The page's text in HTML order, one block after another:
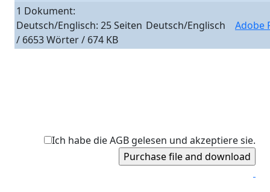
1 Dokument:
Deutsch/Englisch: 25 Seiten
/ 6653 Wörter / 674 KB
Deutsch/Englisch Adobe
Ich habe die AGB gelesen und akzeptiere sie.